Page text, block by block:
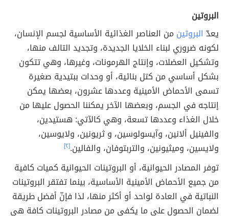
البروتين
يعدّ البروتين من العناصر الغذائية الأساسية لجسم الإنسان،
لكونه ضروري لبناء الخلايا الجديدة، وتجديد التالف منها،
وتشكيل العضلات، وإنتاج الهرمونات، وغيرها، وهي تتكون
بشكل أساسي من كتل بنائية، أو وحدات ببتيدية صغيرة
تسمى الأحماض الأمينية وعددها عشرون، بعضها يمكن
إنتاجه في الجسم، وبعضها الآخر يمكننا الحصول عليها من
خلال الغذاء وعددها تسعة، وهي كالآتي: هستيدين،
والفينيل ألانين، وآيسولوسين، و ثريونين، ولايوسين،
ولايسين، وميثيونين، والتربتوفان، والفالين.[٢]
توفر المصادر الحيوانية، أو البروتينات الحيوانية كميات كافية
من جميع الأحماض الأمينية الأساسية، بينما تفتقر البروتينات
النباتية في العادة لواحد أو أكثر منها، لذا فإنّ أفضل طريقة
لضمان الحصول على ما يكفي من مصادر البروتينات كافة هي